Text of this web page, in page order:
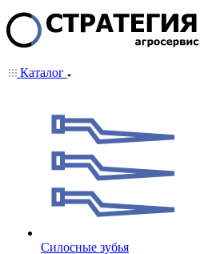
Каталог
Cилосные зубья